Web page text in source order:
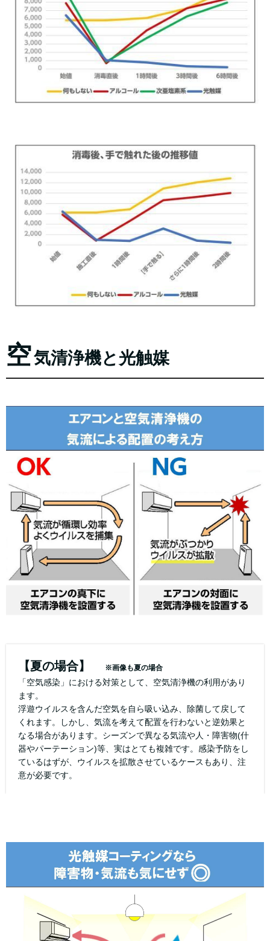
空気清浄機と光触媒
【夏の場合】 ※画像も夏の場合
「空気感染」における対策として、空気清浄機の利用があり
ます。
浮遊ウイルスを含んだ空気を自ら吸い込み、除菌して戻して
くれます。しかし、気流を考えて配置を行わないと逆効果と
なる場合があります。シーズンで異なる気流や人・障害物(什
器やパーテーション)等、実はとても複雑です。感染予防をし
ているはずが、ウイルスを拡散させているケースもあり、注
意が必要です。